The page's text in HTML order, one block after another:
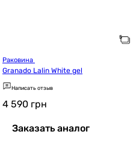
Granado Lalin White gel
Написать отзыв
4 590 грн
Заказать аналог